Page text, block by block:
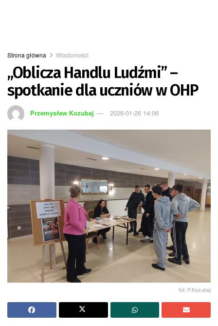
Strona główna Wiadomości
„Oblicza Handlu Ludźmi” –
spotkanie dla uczniów w OHP
Przemysław Kozubaj 2026-01-26 14:06
fot: P.Kozubaj